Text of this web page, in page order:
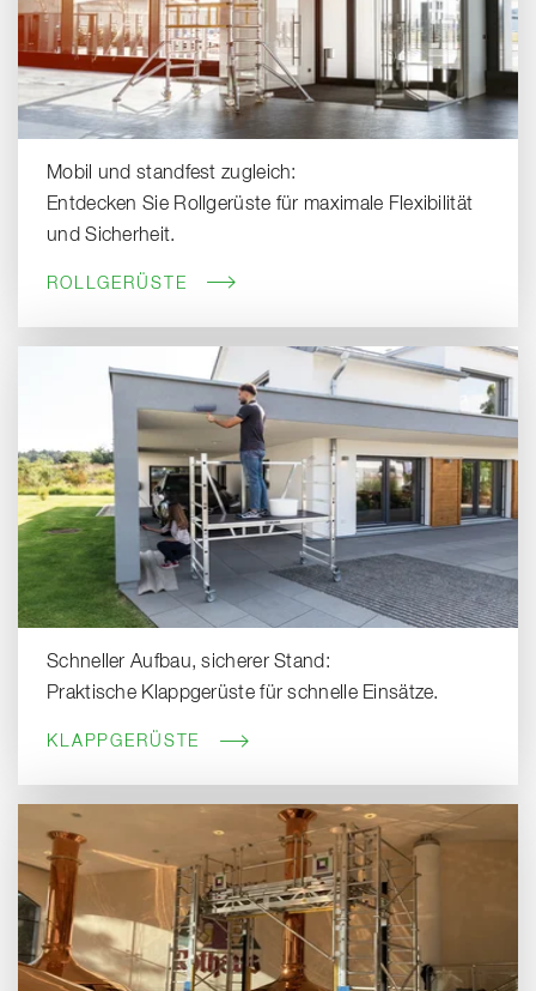
Mobil und standfest zugleich:
Entdecken Sie Rollgerüste für maximale Flexibilität
und Sicherheit.
ROLLGERÜSTE
Schneller Aufbau, sicherer Stand:
Praktische Klappgerüste für schnelle Einsätze.
KLAPPGERÜSTE